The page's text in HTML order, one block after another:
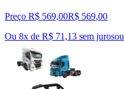
Preço R$ 569,00R$ 569,00
Ou 8x de R$ 71,13 sem jurosou